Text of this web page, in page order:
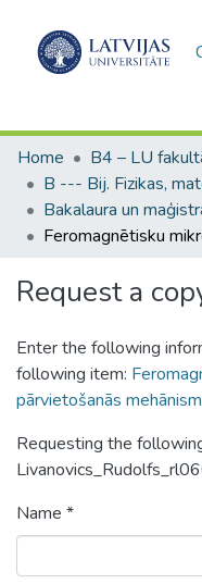
Home
Request a
Enter the following
following item:
pārvietošanās
Requesting the
Name *